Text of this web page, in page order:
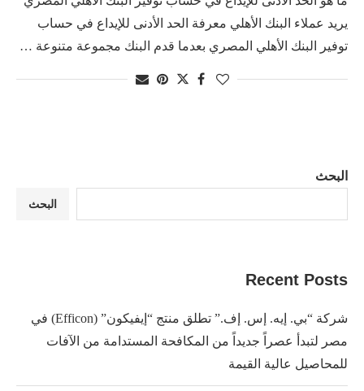
يريد عملاء البنك الأهلي معرفة الحد الأدنى للإيداع في حساب
توفير البنك الأهلي المصري بعدما قدم البنك مجموعة متنوعة …
البحث
البحث
Recent Posts
شركة “بي. إيه. إس. إف.” تطلق منتج “إيفيكون” (Efficon) في
مصر لتبدأ عصراً جديداً من المكافحة المستدامة من الآفات
للمحاصيل عالية القيمة